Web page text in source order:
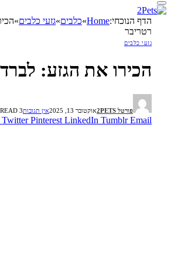
הדף הנוכחי:Home
»כלבים»גזעי כלבים»
רטריבר
גזעי כלבים
הכירו את הגזע:
פורטל 2PETS אוקטובר 13, 2025 אין תגובות3 MINS READ
Twitter Pinterest LinkedIn Tumblr Email